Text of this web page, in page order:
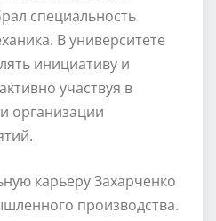
специальность
В университете
инициативу и
участвуя в
организации
карьеру Захарченко
производства.